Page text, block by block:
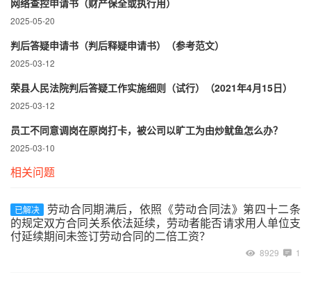
2025-05-20
判后答疑申请书（判后释疑申请书）（参考范文）
2025-03-12
荣县人民法院判后答疑工作实施细则（试行）（2021年4月15日）
2025-03-12
员工不同意调岗在原岗打卡，被公司以旷工为由炒鱿鱼怎么办？
2025-03-10
相关问题
已解决
劳动合同期满后，依照《劳动合同法》第四十二条
的规定双方合同关系依法延续，劳动者能否请求用人单位支
付延续期间未签订劳动合同的二倍工资？
8929 1